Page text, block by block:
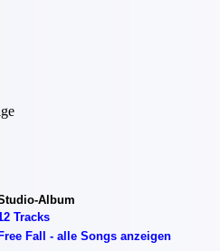
Album
Tracks
Free Fall - alle Songs anzeigen